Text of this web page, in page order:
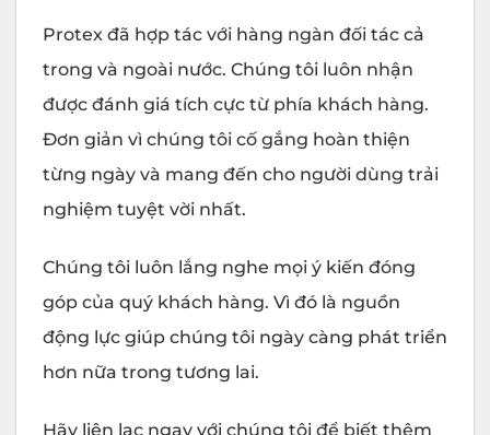
Protex đã hợp tác với hàng ngàn đối tác cả
trong và ngoài nước. Chúng tôi luôn nhận
được đánh giá tích cực từ phía khách hàng.
Đơn giản vì chúng tôi cố gắng hoàn thiện
từng ngày và mang đến cho người dùng trải
nghiệm tuyệt vời nhất.
Chúng tôi luôn lắng nghe mọi ý kiến đóng
góp của quý khách hàng. Vì đó là nguồn
động lực giúp chúng tôi ngày càng phát triển
hơn nữa trong tương lai.
Hãy liên lạc ngay với chúng tôi để biết thêm